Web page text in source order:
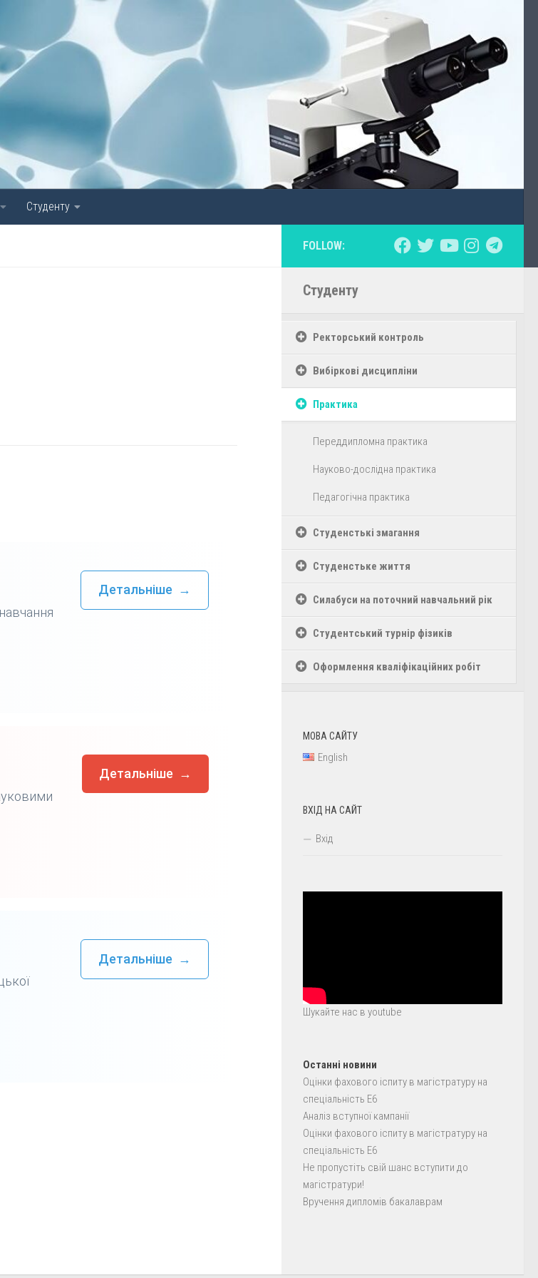
Студенту
Детальніше →
Детальніше →
Детальніше →
FOLLOW:
Студенту
Ректорський контроль
Вибіркові дисципліни
Практика
Переддипломна практика
Науково-дослідна практика
Педагогічна практика
Студенстькі змагання
Студенстьке життя
Силабуси на поточний навчальний рік
Студентський турнір фізиків
Оформлення кваліфікаційних робіт
МОВА САЙТУ
English
ВХІД НА САЙТ
Вхід
Шукайте нас в youtube
Останні новини
Оцінки фахового іспиту в магістратуру на
спеціальність E6
Аналіз вступної кампанії
Оцінки фахового іспиту в магістратуру на
спеціальність E6
Не пропустіть свій шанс вступити до
магістратури!
Вручення дипломів бакалаврам